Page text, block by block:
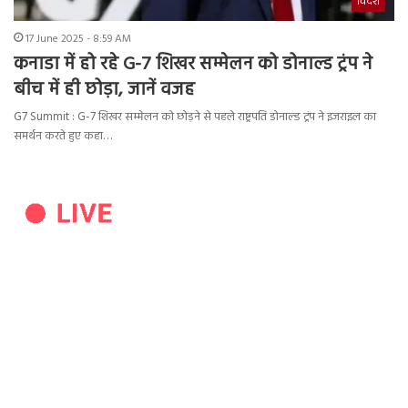
17 June 2025 - 8:59 AM
कनाडा में हो रहे G-7 शिखर सम्मेलन को डोनाल्ड ट्रंप ने
बीच में ही छोड़ा, जानें वजह
G7 Summit : G-7 शिखर सम्मेलन को छोड़ने से पहले राष्ट्रपति डोनाल्ड ट्रंप ने इजराइल का
समर्थन करते हुए कहा…